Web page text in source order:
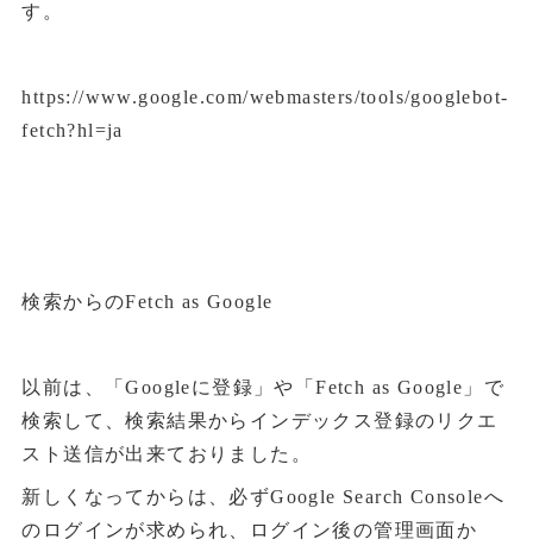
す。
https://www.google.com/webmasters/tools/googlebot-
fetch?hl=ja
検索からのFetch as Google
以前は、「Googleに登録」や「Fetch as Google」で
検索して、検索結果からインデックス登録のリクエ
スト送信が出来ておりました。
新しくなってからは、必ずGoogle Search Consoleへ
のログインが求められ、ログイン後の管理画面か